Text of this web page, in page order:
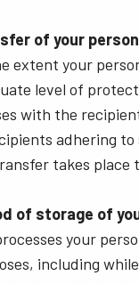
of your
extent your
level of
with the
adhering
takes place
of storage of
your
including